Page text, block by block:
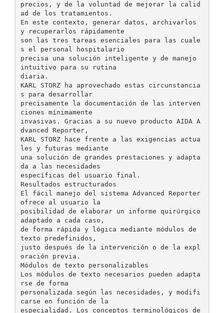
precios, y de la voluntad de mejorar la calid
ad de los tratamientos.
En este contexto, generar datos, archivarlos
y recuperarlos rápidamente
son las tres tareas esenciales para las cuale
s el personal hospitalario
precisa una solución inteligente y de manejo
intuitivo para su rutina
diaria.
KARL STORZ ha aprovechado estas circunstancia
s para desarrollar
precisamente la documentación de las interven
ciones mínimamente
invasivas. Gracias a su nuevo producto AIDA A
dvanced Reporter,
KARL STORZ hace frente a las exigencias actua
les y futuras mediante
una solución de grandes prestaciones y adapta
da a las necesidades
específicas del usuario final.
Resultados estructurados
El fácil manejo del sistema Advanced Reporter
ofrece al usuario la
posibilidad de elaborar un informe quirúrgico
adaptado a cada caso,
de forma rápida y lógica mediante módulos de
texto predefinidos,
justo después de la intervención o de la expl
oración previa.
Módulos de texto personalizables
Los módulos de texto necesarios pueden adapta
rse de forma
personalizada según las necesidades, y modifi
carse en función de la
especialidad. Los conceptos terminológicos de